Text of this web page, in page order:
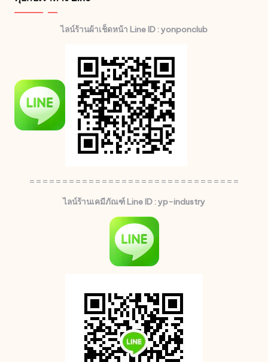
ไลน์ร้านผ้าเช็ดหน้า Line ID : yonponclub
================================
ไลน์ร้านเคมีภัณฑ์ Line ID : yp-industry